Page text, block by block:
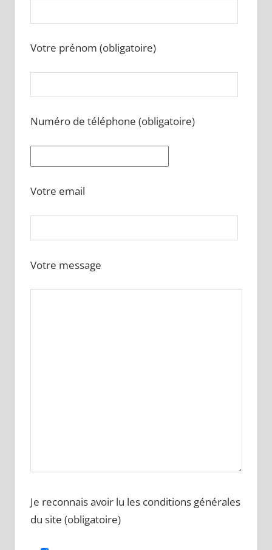
Votre prénom (obligatoire)
Numéro de téléphone (obligatoire)
Votre email
Votre message
Je reconnais avoir lu les conditions générales
du site (obligatoire)